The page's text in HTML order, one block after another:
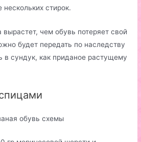
стирок.
чем обувь потеряет свой
будет передать по наследству
в сундук, как приданое растущему
обувь схемы